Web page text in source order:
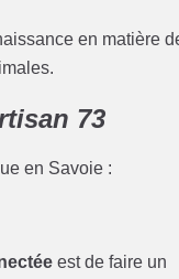
en matière
73
en Savoie :
est de faire un